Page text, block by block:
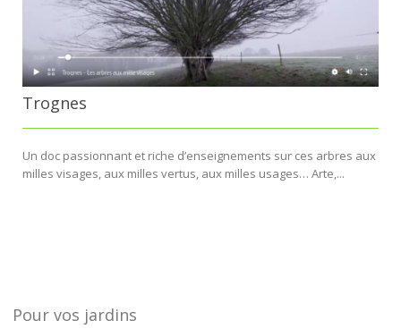
Trognes
Un doc passionnant et riche d’enseignements sur ces arbres aux
milles visages, aux milles vertus, aux milles usages… Arte,...
Pour vos jardins